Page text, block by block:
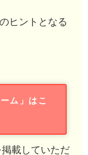
ヒントとなる
ム」はこ
載していただ